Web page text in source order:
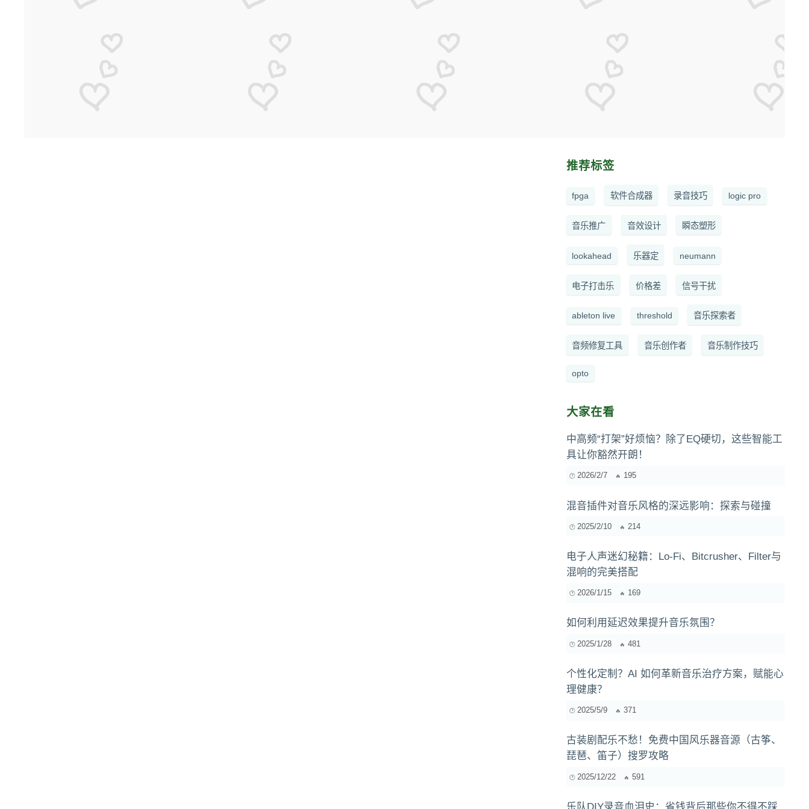
推荐标签
fpga 软件合成器 录音技巧 logic pro
音乐推广 音效设计 瞬态塑形
lookahead 乐器定 neumann
电子打击乐 价格差 信号干扰
ableton live threshold 音乐探索者
音频修复工具 音乐创作者 音乐制作技巧
opto
大家在看
中高频“打架”好烦恼？除了EQ硬切，这些智能工
具让你豁然开朗！
2026/2/7 195
混音插件对音乐风格的深远影响：探索与碰撞
2025/2/10 214
电子人声迷幻秘籍：Lo-Fi、Bitcrusher、Filter与
混响的完美搭配
2026/1/15 169
如何利用延迟效果提升音乐氛围？
2025/1/28 481
个性化定制？AI 如何革新音乐治疗方案，赋能心
理健康？
2025/5/9 371
古装剧配乐不愁！免费中国风乐器音源（古筝、
琵琶、笛子）搜罗攻略
2025/12/22 591